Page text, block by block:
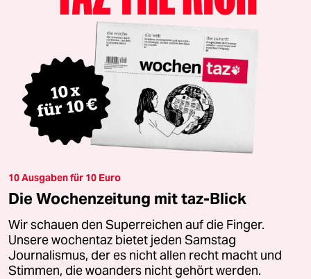
10 Ausgaben für 10 Euro
Die Wochenzeitung mit taz-Blick
Wir schauen den Superreichen auf die Finger.
Unsere wochentaz bietet jeden Samstag
Journalismus, der es nicht allen recht macht und
Stimmen, die woanders nicht gehört werden.